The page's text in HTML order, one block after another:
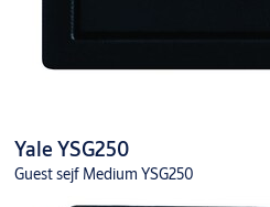
Yale YSG250
Guest sejf Medium YSG250